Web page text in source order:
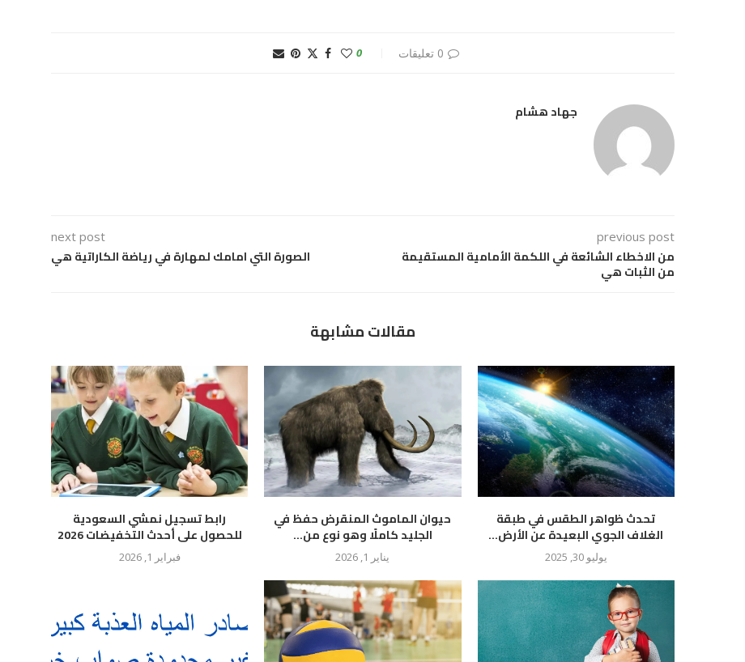
0 تعليقات 0
جهاد هشام
previous post
من الاخطاء الشائعة في اللكمة الأمامية المستقيمة
من الثبات هي
next post
الصورة التي امامك لمهارة في رياضة الكاراتية هي
مقالات مشابهة
رابط تسجيل نمشي السعودية
للحصول على أحدث التخفيضات 2026
فبراير 1, 2026
حيوان الماموث المنقرض حفظ في
الجليد كاملًا وهو نوع من...
يناير 1, 2026
تحدث ظواهر الطقس في طبقة
الغلاف الجوي البعيدة عن الأرض...
يوليو 30, 2025